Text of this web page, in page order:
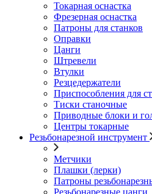
Токарная оснастка
Фрезерная оснастка
Патроны для станков
Оправки
Цанги
Штревели
Втулки
Резцедержатели
Приспособления для
Тиски станочные
Приводные блоки и
Центры токарные
Резьбонарезной инструмент
Метчики
Плашки (лерки)
Патроны
Резьбонарезные цанги